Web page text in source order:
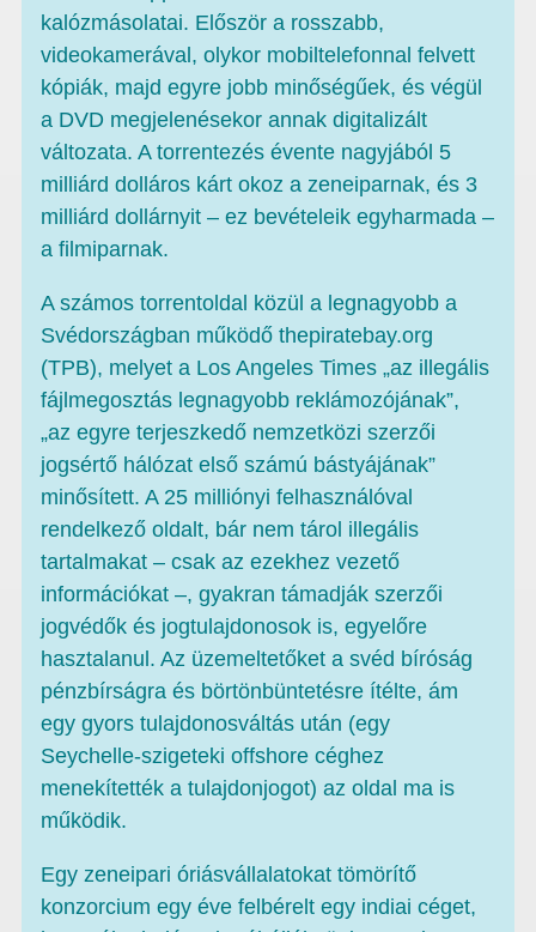
kalózmásolatai. Először a rosszabb,
videokamerával, olykor mobiltelefonnal felvett
kópiák, majd egyre jobb minőségűek, és végül
a DVD megjelenésekor annak digitalizált
változata. A torrentezés évente nagyjából 5
milliárd dolláros kárt okoz a zeneiparnak, és 3
milliárd dollárnyit – ez bevételeik egyharmada –
a filmiparnak.
A számos torrentoldal közül a legnagyobb a
Svédországban működő thepiratebay.org
(TPB), melyet a Los Angeles Times „az illegális
fájlmegosztás legnagyobb reklámozójának”,
„az egyre terjeszkedő nemzetközi szerzői
jogsértő hálózat első számú bástyájának”
minősített. A 25 milliónyi felhasználóval
rendelkező oldalt, bár nem tárol illegális
tartalmakat – csak az ezekhez vezető
információkat –, gyakran támadják szerzői
jogvédők és jogtulajdonosok is, egyelőre
hasztalanul. Az üzemeltetőket a svéd bíróság
pénzbírságra és börtönbüntetésre ítélte, ám
egy gyors tulajdonosváltás után (egy
Seychelle-szigeteki offshore céghez
menekítették a tulajdonjogot) az oldal ma is
működik.
Egy zeneipari óriásvállalatokat tömörítő
konzorcium egy éve felbérelt egy indiai céget,